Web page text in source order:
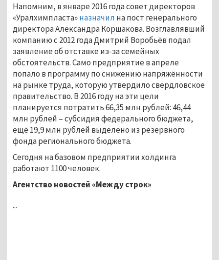
Напомним, в январе 2016 года совет директоров
«Уралхимпласта»назначил на пост генерального
директора Александра Коршакова. Возглавлявший
компанию с 2012 года Дмитрий Воробьёв подал
заявление об отставке из-за семейных
обстоятельств. Само предприятие в апреле
попало в программу по снижению напряжённости
на рынке труда, которую утвердило свердловское
правительство. В 2016 году на эти цели
планируется потратить 66,35 млн рублей: 46,44
млн рублей – субсидия федерального бюджета,
ещё 19,9 млн рублей выделено из резервного
фонда регионального бюджета.
Сегодня на базовом предприятии холдинга
работают 1100 человек.
Агентство новостей «Между строк»
...